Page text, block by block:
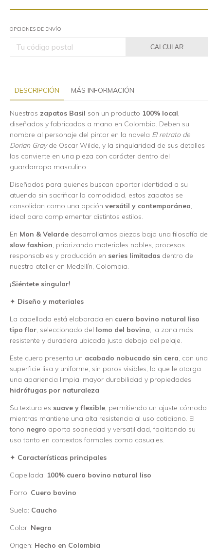
OPCIONES DE ENVÍO
CALCULAR
DESCRIPCIÓN MÁS INFORMACIÓN
Nuestros zapatos Basil son un producto 100% local,
diseñados y fabricados a mano en Colombia. Deben su
nombre al personaje del pintor en la novela El retrato de
Dorian Grayde Oscar Wilde, y la singularidad de sus detalles
los convierte en una pieza con carácter dentro del
guardarropa masculino.
Diseñados para quienes buscan aportar identidad a su
atuendo sin sacrificar la comodidad, estos zapatos se
consolidan como una opción versátil y contemporánea,
ideal para complementar distintos estilos.
En Mon & Velarde desarrollamos piezas bajo una filosofía de
slow fashion, priorizando materiales nobles, procesos
responsables y producción en series limitadas dentro de
nuestro atelier en Medellín, Colombia.
¡Siéntete singular!
✦ Diseño y materiales
La capellada está elaborada en cuero bovino natural liso
tipo flor, seleccionado del lomo del bovino, la zona más
resistente y duradera ubicada justo debajo del pelaje.
Este cuero presenta un acabado nobucado sin cera, con una
superficie lisa y uniforme, sin poros visibles, lo que le otorga
una apariencia limpia, mayor durabilidad y propiedades
hidrófugas por naturaleza.
Su textura es suave y flexible, permitiendo un ajuste cómodo
mientras mantiene una alta resistencia al uso cotidiano. El
tono negro aporta sobriedad y versatilidad, facilitando su
uso tanto en contextos formales como casuales.
✦ Características principales
Capellada: 100% cuero bovino natural liso
Forro: Cuero bovino
Suela: Caucho
Color: Negro
Origen: Hecho en Colombia